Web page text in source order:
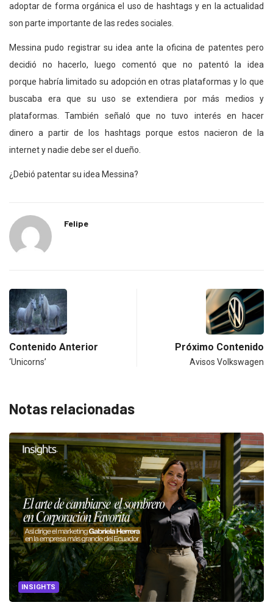
adoptar de forma orgánica el uso de hashtags y en la actualidad
son parte importante de las redes sociales.
Messina pudo registrar su idea ante la oficina de patentes pero
decidió no hacerlo, luego comentó que no patentó la idea
porque habría limitado su adopción en otras plataformas y lo que
buscaba era que su uso se extendiera por más medios y
plataformas. También señaló que no tuvo interés en hacer
dinero a partir de los hashtags porque estos nacieron de la
internet y nadie debe ser el dueño.
¿Debió patentar su idea Messina?
Felipe
Contenido Anterior
‘Unicorns’
Próximo Contenido
Avisos Volkswagen
Notas relacionadas
INSIGHTS